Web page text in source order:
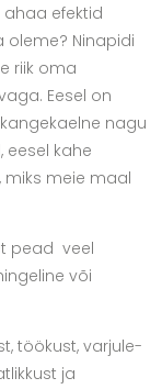
efektid
oleme? Ninapidi
riik oma
Eesel on
nagu
eesel kahe
miks meie maal
pead veel
või
töökust, varjule-
ja